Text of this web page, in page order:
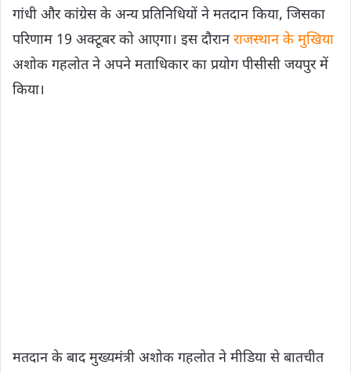
गांधी और कांग्रेस के अन्य प्रतिनिधियों ने मतदान किया, जिसका
परिणाम 19 अक्टूबर को आएगा। इस दौरानराजस्थान के मुखिया
अशोक गहलोत ने अपने मताधिकार का प्रयोग पीसीसी जयपुर में
किया।
मतदान के बाद मुख्यमंत्री अशोक गहलोत ने मीडिया से बातचीत